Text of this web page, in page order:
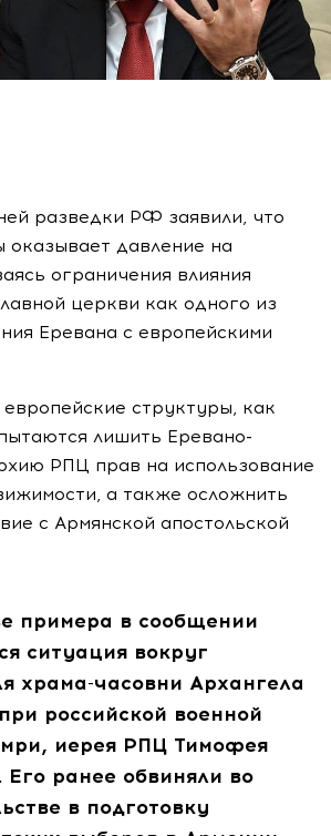
разведки РФ заявили, что
оказывает давление на
ограничения влияния
церкви как одного из
Еревана с европейскими
структуры, как
лишить Еревано-
РПЦ прав на использование
а также осложнить
с Армянской апостольской
примера в сообщении
ситуация вокруг
храма-часовни Архангела
российской военной
иерея РПЦ Тимофея
Его ранее обвиняли во
в подготовку